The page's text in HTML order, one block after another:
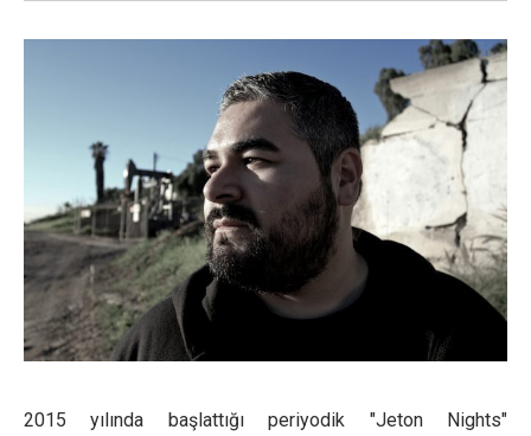
2015 yılında başlattığı periyodik "Jeton Nights"